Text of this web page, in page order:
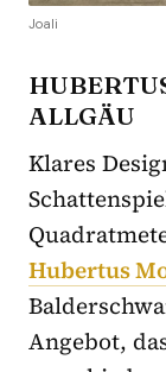
Joali
ALLGÄU
Klares
Hubertus
Angebot,